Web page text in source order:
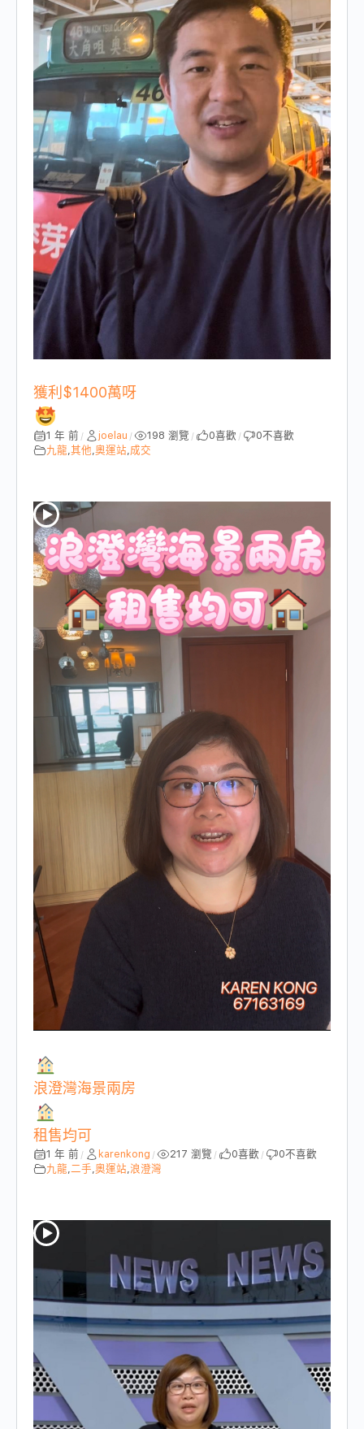
獲利$1400萬呀
1 年 前 / joelau / 198 瀏覽 / 0喜歡 / 0不喜歡
九龍,其他,奧運站,成交
浪澄灣海景兩房
租售均可
1 年 前 / karenkong / 217 瀏覽 / 0喜歡 / 0不喜歡
九龍,二手,奧運站,浪澄灣